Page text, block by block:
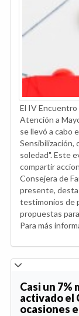
El IV Encuentro
Atención a
se llevó a cabo
Sensibilización,
soledad". Este
compartir
Consejera de
presente,
testimonios de
propuestas
Para más
Casi un 7%
activado el
ocasiones